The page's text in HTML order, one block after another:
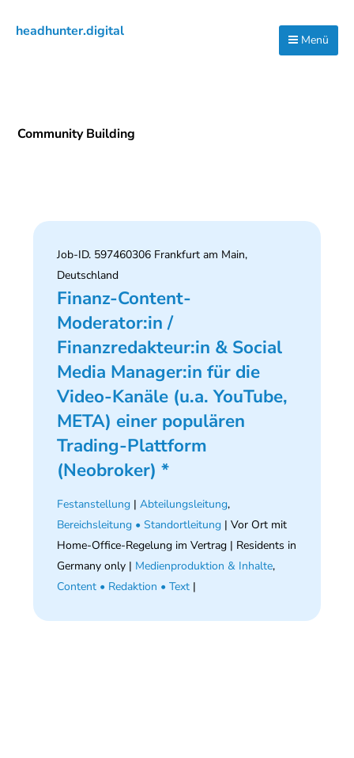
Hauptnavigation
Inhalt
Seitenspalte
headhunter.digital
Menü
Community Building
Job-ID. 597460306 Frankfurt am Main,
Deutschland
Finanz-Content-
Moderator:in /
Finanzredakteur:in & Social
Media Manager:in für die
Video-Kanäle (u.a. YouTube,
META) einer populären
Trading-Plattform
(Neobroker) *
Festanstellung |Abteilungsleitung,
Bereichsleitung • Standortleitung | Vor Ort mit
Home-Office-Regelung im Vertrag | Residents in
Germany only | Medienproduktion & Inhalte,
Content • Redaktion • Text |